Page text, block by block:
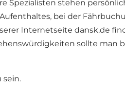
Spezialisten stehen
bei der
Internetseite dansk.de
sollte
sein.